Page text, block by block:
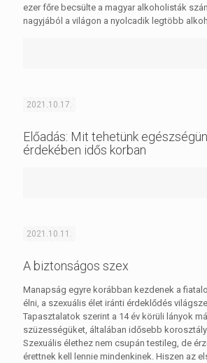
ezer főre becsülte a magyar alkoholisták
nagyjából a világon a nyolcadik legtöbb
2021.10.17.
Előadás: Mit tehetünk
érdekében idős korban
2021.10.11.
A biztonságos szex
Manapság egyre korábban kezdenek a
élni, a szexuális élet iránti érdeklődés
Tapasztalatok szerint a 14 év körüli lányok
szüzességüket, általában idősebb
Szexuális élethez nem csupán testileg, de
érettnek kell lennie mindenkinek. Hiszen az